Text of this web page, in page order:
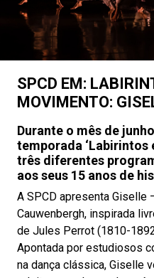
SPCD EM:
MOVIMENTO:
Durante o mês de
temporada ‘Labirintos
três diferentes
aos seus 15 anos de
A SPCD apresenta Giselle
Cauwenbergh, inspirada
de Jules Perrot (1810-
Apontada por estudiosos
na dança clássica, Giselle